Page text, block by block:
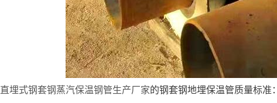
直埋式钢套钢蒸汽保温钢管生产厂家的钢套钢地埋保温管质量标准：